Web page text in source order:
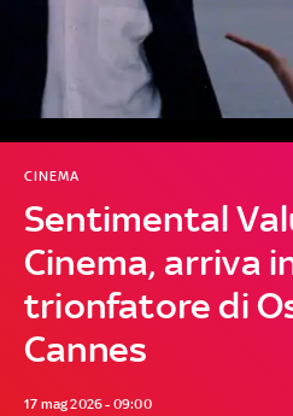
Sentimental
Cinema, arriva
trionfatore di
Cannes
CINEMA
17 mag 2026 - 09:00